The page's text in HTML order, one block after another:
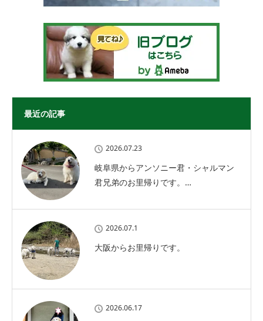
最近の記事
2026.07.23
岐阜県からアンソニー君・シャルマン
君兄弟のお里帰りです。…
2026.07.1
大阪からお里帰りです。
2026.06.17